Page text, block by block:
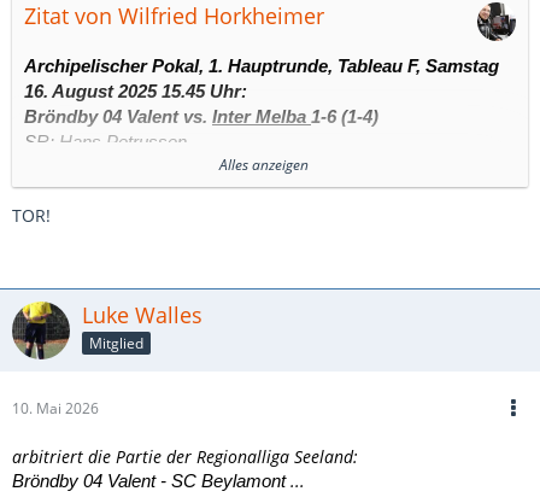
Zitat von Wilfried Horkheimer
Archipelischer Pokal, 1. Hauptrunde, Tableau F, Samstag
16. August 2025 15.45 Uhr:
Bröndby 04 Valent vs. Inter Melba 1-6 (1-4)
SR: Hans Petrussen
Bröndy-Platz, 2000 Zuschauer (ausverkauft)
0:1
0:2Xin Leitjens (11.) – Abnahme aus spitzem Winkel nach
Querpass Pimpong
1:3Tage Schneckenburger (29.) – Foulelfmeter nach
1:4Fabio Siciliani (37.) – Doppelpack, Volleyschuss nach
Alles anzeigen
TOR!
Luke Walles
Mitglied
10. Mai 2026
arbitriert die Partie der Regionalliga Seeland:
Bröndby 04 Valent - SC Beylamont...